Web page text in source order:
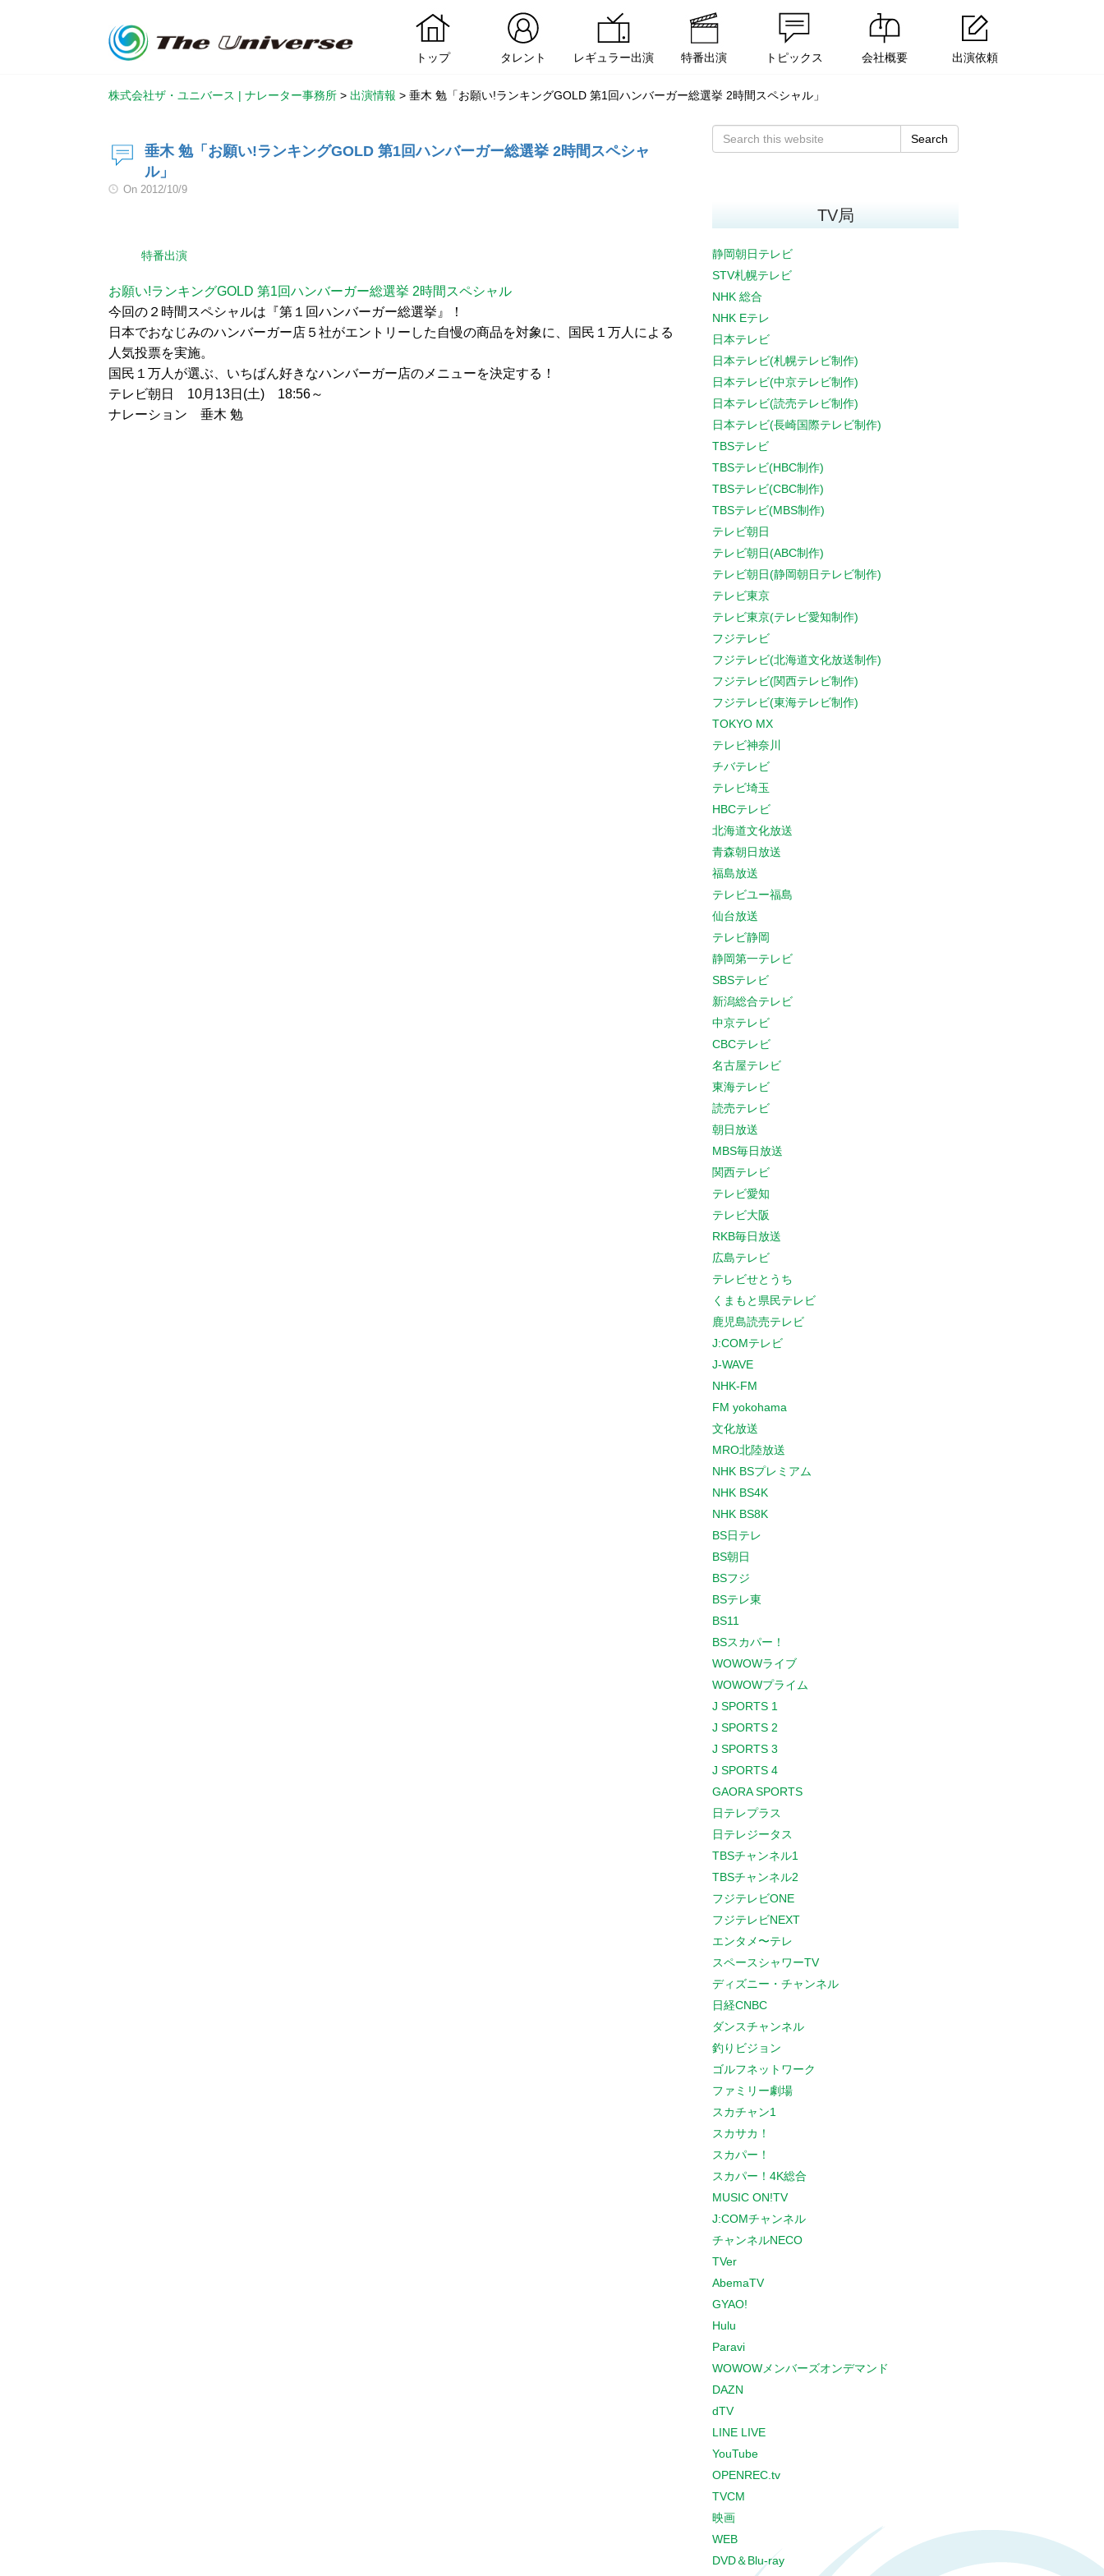
トップ タレント レギュラー出演 特番出演 トピックス 会社概要 出演依頼
株式会社ザ・ユニバース | ナレーター事務所 > 出演情報 > 垂木 勉「お願い!ランキングGOLD 第1回ハンバーガー総選挙 2時間スペシャル」
垂木 勉「お願い!ランキングGOLD 第1回ハンバーガー総選挙 2時間スペシャ
ル」
On 2012/10/9
特番出演
お願い!ランキングGOLD 第1回ハンバーガー総選挙 2時間スペシャル
今回の２時間スペシャルは『第１回ハンバーガー総選挙』！
日本でおなじみのハンバーガー店５社がエントリーした自慢の商品を対象に、国民１万人による
人気投票を実施。
国民１万人が選ぶ、いちばん好きなハンバーガー店のメニューを決定する！
テレビ朝日 10月13日(土) 18:56～
ナレーション 垂木 勉
Search
TV局
静岡朝日テレビ
STV札幌テレビ
NHK 総合
NHK Eテレ
日本テレビ
日本テレビ(札幌テレビ制作)
日本テレビ(中京テレビ制作)
日本テレビ(読売テレビ制作)
日本テレビ(長崎国際テレビ制作)
TBSテレビ
TBSテレビ(HBC制作)
TBSテレビ(CBC制作)
TBSテレビ(MBS制作)
テレビ朝日
テレビ朝日(ABC制作)
テレビ朝日(静岡朝日テレビ制作)
テレビ東京
テレビ東京(テレビ愛知制作)
フジテレビ
フジテレビ(北海道文化放送制作)
フジテレビ(関西テレビ制作)
フジテレビ(東海テレビ制作)
TOKYO MX
テレビ神奈川
チバテレビ
テレビ埼玉
HBCテレビ
北海道文化放送
青森朝日放送
福島放送
テレビユー福島
仙台放送
テレビ静岡
静岡第一テレビ
SBSテレビ
新潟総合テレビ
中京テレビ
CBCテレビ
名古屋テレビ
東海テレビ
読売テレビ
朝日放送
MBS毎日放送
関西テレビ
テレビ愛知
テレビ大阪
RKB毎日放送
広島テレビ
テレビせとうち
くまもと県民テレビ
鹿児島読売テレビ
J:COMテレビ
J-WAVE
NHK-FM
FM yokohama
文化放送
MRO北陸放送
NHK BSプレミアム
NHK BS4K
NHK BS8K
BS日テレ
BS朝日
BSフジ
BSテレ東
BS11
BSスカパー！
WOWOWライブ
WOWOWプライム
J SPORTS 1
J SPORTS 2
J SPORTS 3
J SPORTS 4
GAORA SPORTS
日テレプラス
日テレジータス
TBSチャンネル1
TBSチャンネル2
フジテレビONE
フジテレビNEXT
エンタメ〜テレ
スペースシャワーTV
ディズニー・チャンネル
日経CNBC
ダンスチャンネル
釣りビジョン
ゴルフネットワーク
ファミリー劇場
スカチャン1
スカサカ！
スカパー！
スカパー！4K総合
MUSIC ON!TV
J:COMチャンネル
チャンネルNECO
TVer
AbemaTV
GYAO!
Hulu
Paravi
WOWOWメンバーズオンデマンド
DAZN
dTV
LINE LIVE
YouTube
OPENREC.tv
TVCM
映画
WEB
DVD＆Blu-ray